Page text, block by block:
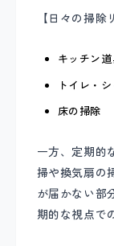
【日々の掃除
キッチン
トイレ・
床の掃除
一方、定期的
掃や換気扇の
が届かない部
期的な視点で